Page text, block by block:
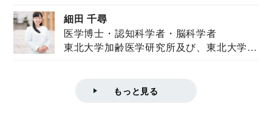
細田 千尋
医学博士・認知科学者・脳科学者
東北大学加齢医学研究所及び、東北大学大
もっと見る